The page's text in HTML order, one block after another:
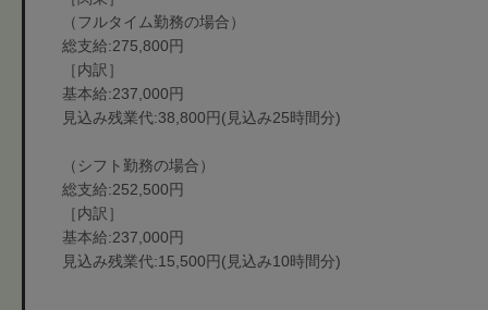
（フルタイム勤務の場合）
総支給:275,800円
［内訳］
基本給:237,000円
見込み残業代:38,800円(見込み25時間分)
（シフト勤務の場合）
総支給:252,500円
［内訳］
基本給:237,000円
見込み残業代:15,500円(見込み10時間分)